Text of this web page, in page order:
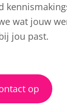
wat jouw
jou past.
op